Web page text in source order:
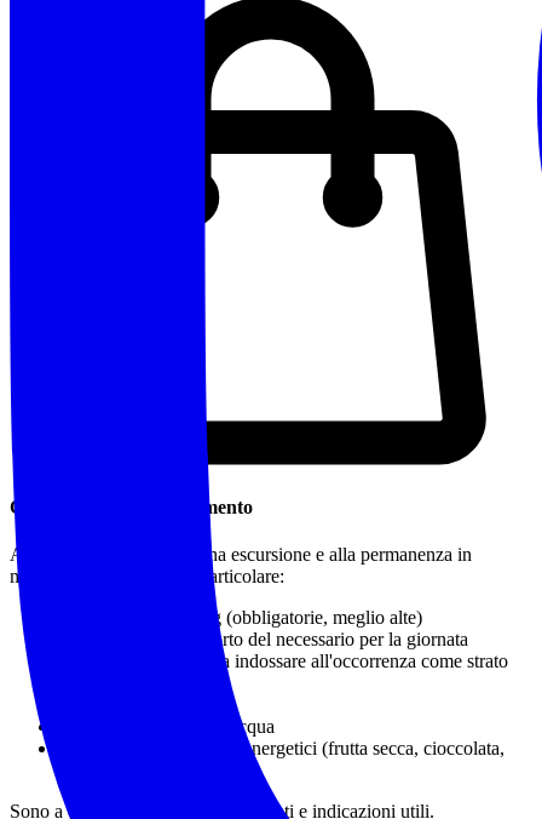
Cosa Portare / Abbigliamento
Abbigliamento idoneo a una escursione e alla permanenza in
montagna o in natura, in particolare:
Calzature da trekking (obbligatorie, meglio alte)
Zaino adatto al trasporto del necessario per la giornata
Capo impermeabile da indossare all'occorrenza come strato
Almeno 1 litro e 1/2 d'acqua
Pranzo al sacco e snack energetici (frutta secca, cioccolata,
Sono a disposizione per suggerimenti e indicazioni utili.